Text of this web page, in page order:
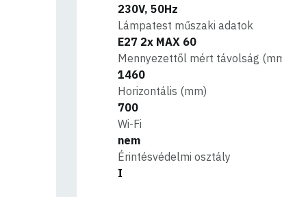
230V, 50Hz
Lámpatest műszaki adatok
E27 2x MAX 60
Mennyezettől mért távolság
1460
Horizontális (mm)
700
Wi-Fi
nem
Érintésvédelmi osztály
I